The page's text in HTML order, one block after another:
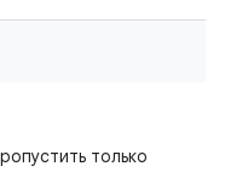
только